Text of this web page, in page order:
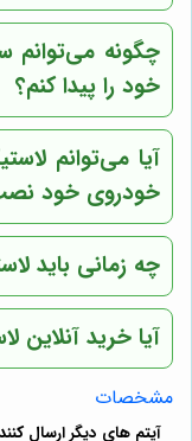
چگونه می‌توانم
خود را پیدا کنم؟
آیا می‌توانم
خودروی خود
چه زمانی باید
آیا خرید
مشخصات